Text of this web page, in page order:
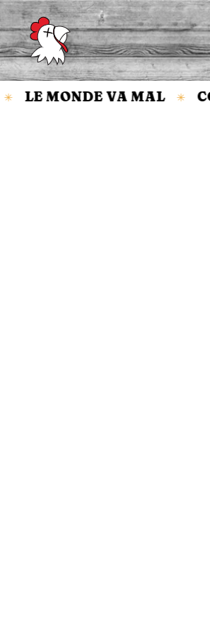
Accueil
LE MONDE VA MAL